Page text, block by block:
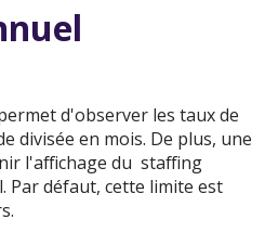
d'observer les taux de
divisée en mois. De plus, une
l'affichage du staffing
Par défaut, cette limite est